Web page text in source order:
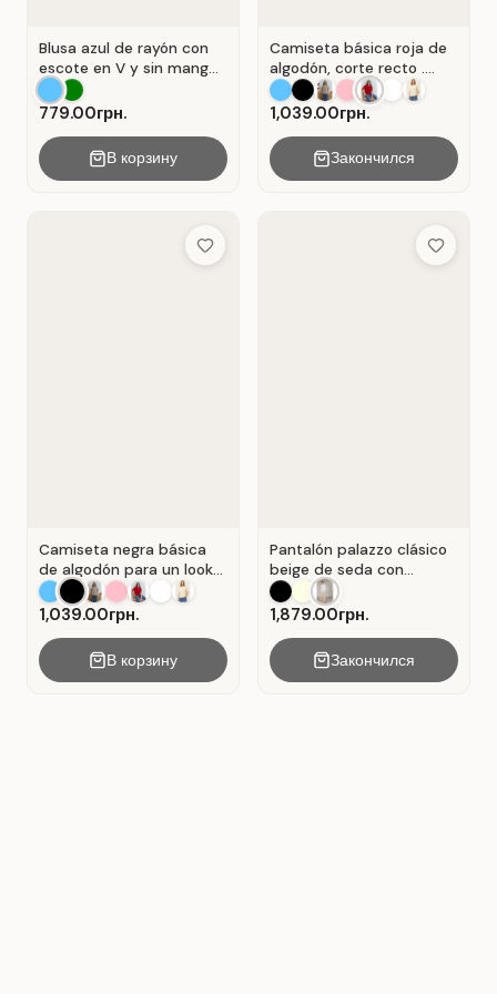
Blusa azul de rayón con
escote en V y sin mangas
. Azul.
779.00грн.
В корзину
Camiseta básica roja de
algodón, corte recto .
Rojo.
1,039.00грн.
Закончился
Add to Wish List
Camiseta negra básica
de algodón para un look
casual . Negro.
1,039.00грн.
В корзину
Add to
Pantalón palazzo clásico
beige de seda con
pliegues . Beige.
1,879.00грн.
Закончился